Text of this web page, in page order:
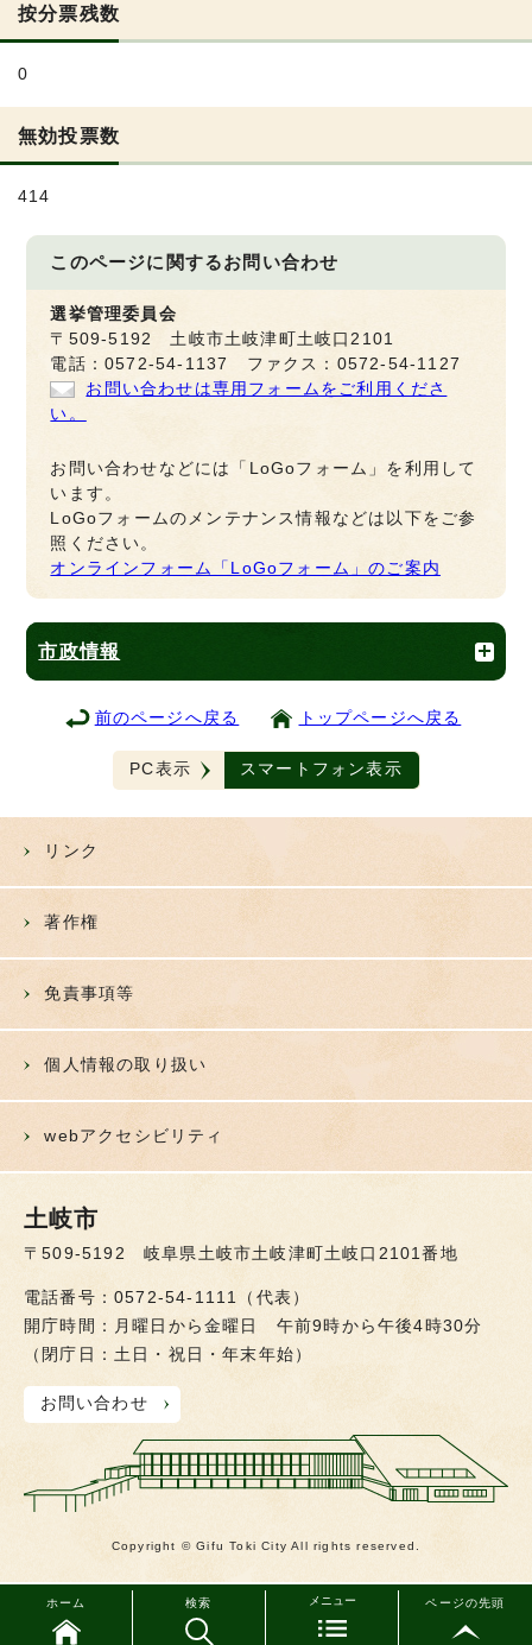
按分票残数
0
無効投票数
414
このページに関するお問い合わせ
選挙管理委員会
〒509-5192 土岐市土岐津町土岐口2101
電話：0572-54-1137 ファクス：0572-54-1127
お問い合わせは専用フォームをご利用くださ
い。
お問い合わせなどには「LoGoフォーム」を利用して
います。
LoGoフォームのメンテナンス情報などは以下をご参
照ください。
オンラインフォーム「LoGoフォーム」のご案内
市政情報
前のページへ戻る トップページへ戻る
PC表示 スマートフォン表示
ホーム 検索 メニュー ページの先頭
リンク
著作権
免責事項等
個人情報の取り扱い
webアクセシビリティ
土岐市
〒509-5192 岐阜県土岐市土岐津町土岐口2101番地
電話番号：0572-54-1111（代表）
開庁時間：月曜日から金曜日 午前9時から午後4時30分
（閉庁日：土日・祝日・年末年始）
お問い合わせ
Copyright © Gifu Toki City All rights reserved.